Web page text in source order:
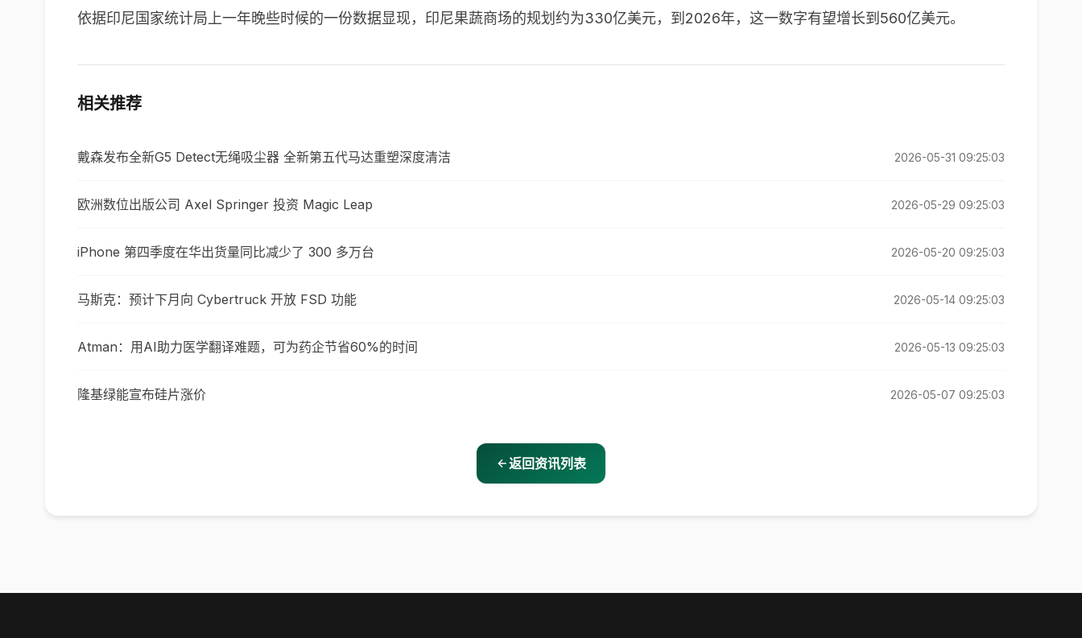
依据印尼国家统计局上一年晚些时候的一份数据显现，印尼果蔬商场的规划约为330亿美元，到 2026年，这一数字有望增长到 560亿美元。
相关推荐
戴森发布全新G5 Detect无绳吸尘器 全新第五代马达重塑深度清洁 2026-05-31 09:25:03
欧洲数位出版公司 Axel Springer 投资 Magic Leap 2026-05-29 09:25:03
iPhone 第四季度在华出货量同比减少了 300 多万台 2026-05-20 09:25:03
马斯克：预计下月向 Cybertruck 开放 FSD 功能 2026-05-14 09:25:03
Atman：用AI助力医学翻译难题，可为药企节省60%的时间 2026-05-13 09:25:03
隆基绿能宣布硅片涨价 2026-05-07 09:25:03
返回资讯列表